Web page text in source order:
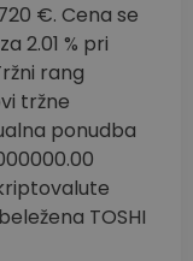
€. Cena se
2.01 % pri
rang
tržne
ponudba
TOSHI